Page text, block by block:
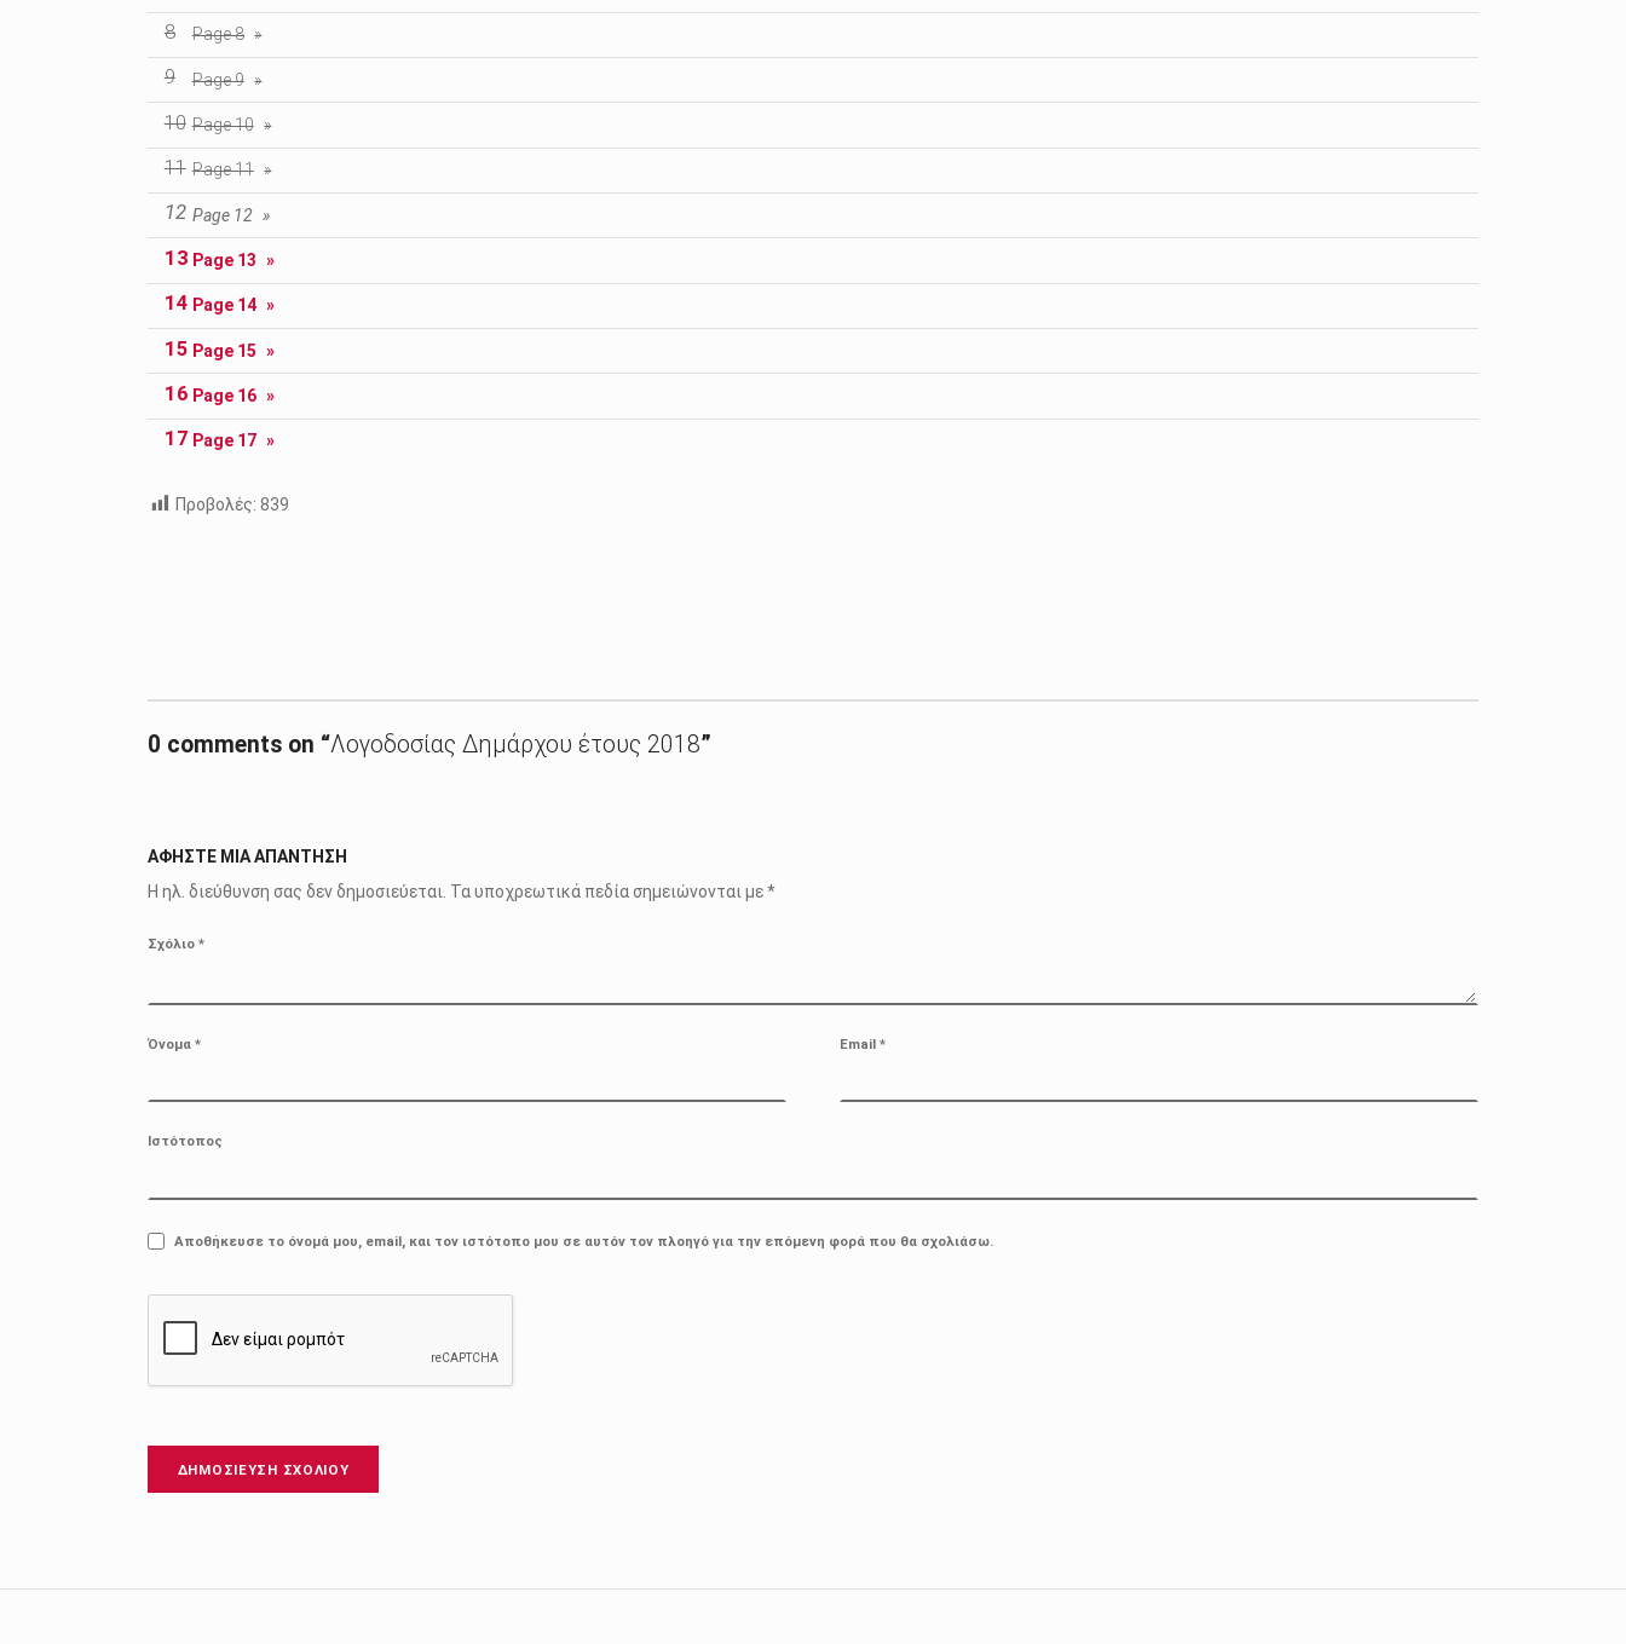
Page 8
Page 9
Page 10
Page 11
Page 12
Page 13
Page 14
Page 15
Page 16
Page 17
Προβολές: 839
0 comments on “Λογοδοσίας Δημάρχου έτους 2018”
ΑΦΉΣΤΕ ΜΙΑ ΑΠΆΝΤΗΣΗ
Η ηλ. διεύθυνση σας δεν δημοσιεύεται. Τα υποχρεωτικά πεδία σημειώνονται με*
Σχόλιο *
Όνομα * Email *
Ιστότοπος
Αποθήκευσε το όνομά μου, email, και τον ιστότοπο μου σε αυτόν τον πλοηγό για την επόμενη φορά που θα σχολιάσω.
Πλοήγηση άρθρων